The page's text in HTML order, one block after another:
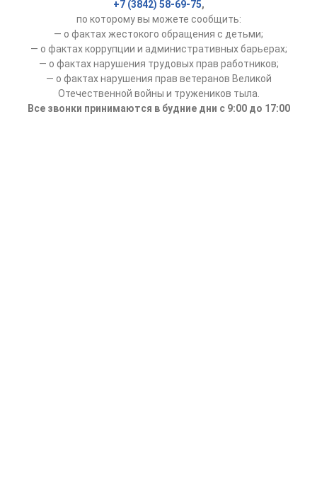
+7 (3842) 58-69-75,
по которому вы можете сообщить:
— о фактах жестокого обращения с детьми;
— о фактах коррупции и административных барьерах;
— о фактах нарушения трудовых прав работников;
— о фактах нарушения прав ветеранов Великой
Отечественной войны и тружеников тыла.
Все звонки принимаются в будние дни с 9:00 до 17:00